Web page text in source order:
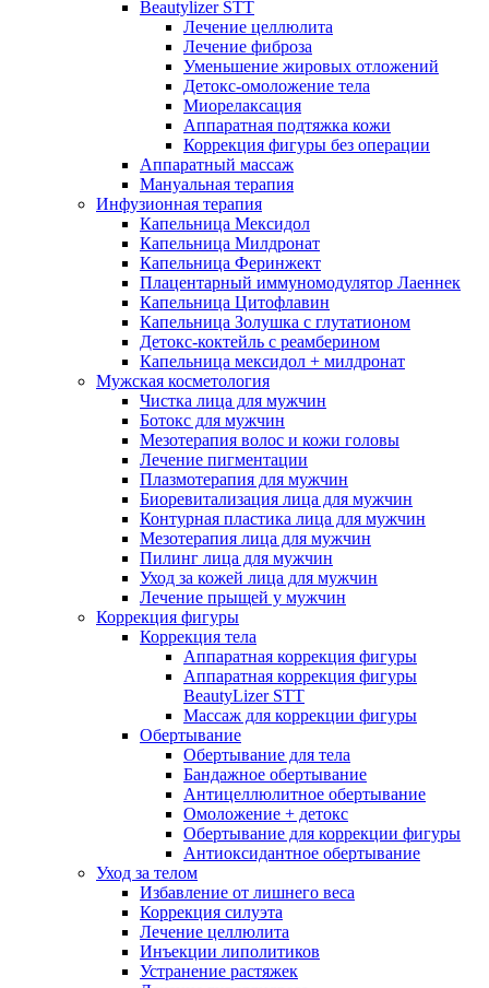
Beautylizer STT
Лечение целлюлита
Лечение фиброза
Уменьшение жировых отложений
Детокс-омоложение тела
Миорелаксация
Аппаратная подтяжка кожи
Коррекция фигуры без операции
Аппаратный массаж
Мануальная терапия
Инфузионная терапия
Капельница Мексидол
Капельница Милдронат
Капельница Феринжект
Плацентарный иммуномодулятор Лаеннек
Капельница Цитофлавин
Капельница Золушка с глутатионом
Детокс-коктейль с реамберином
Капельница мексидол + милдронат
Мужская косметология
Чистка лица для мужчин
Ботокс для мужчин
Мезотерапия волос и кожи головы
Лечение пигментации
Плазмотерапия для мужчин
Биоревитализация лица для мужчин
Контурная пластика лица для мужчин
Мезотерапия лица для мужчин
Пилинг лица для мужчин
Уход за кожей лица для мужчин
Лечение прыщей у мужчин
Коррекция фигуры
Коррекция тела
Аппаратная коррекция фигуры
Аппаратная коррекция фигуры
BeautyLizer STT
Массаж для коррекции фигуры
Обертывание
Обертывание для тела
Бандажное обертывание
Антицеллюлитное обертывание
Омоложение + детокс
Обертывание для коррекции фигуры
Антиоксидантное обертывание
Уход за телом
Избавление от лишнего веса
Коррекция силуэта
Лечение целлюлита
Инъекции липолитиков
Устранение растяжек